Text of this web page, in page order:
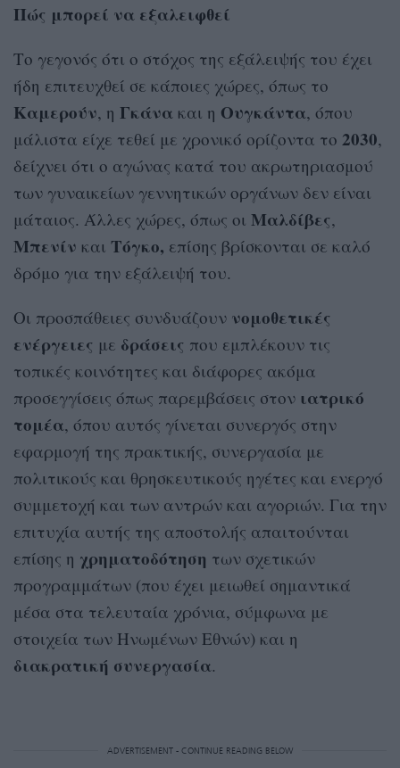
Πώς μπορεί να εξαλειφθεί
Το γεγονός ότι ο στόχος της εξάλειψής του έχει
ήδη επιτευχθεί σε κάποιες χώρες, όπως το
Καμερούν, η Γκάνα και η Ουγκάντα, όπου
μάλιστα είχε τεθεί με χρονικό ορίζοντα το 2030,
δείχνει ότι ο αγώνας κατά του ακρωτηριασμού
των γυναικείων γεννητικών οργάνων δεν είναι
μάταιος. Άλλες χώρες, όπως οι Μαλδίβες,
Μπενίν και Τόγκο, επίσης βρίσκονται σε καλό
δρόμο για την εξάλειψή του.
Οι προσπάθειες συνδυάζουν νομοθετικές
ενέργειες με δράσεις που εμπλέκουν τις
τοπικές κοινότητες και διάφορες ακόμα
προσεγγίσεις όπως παρεμβάσεις στον ιατρικό
τομέα, όπου αυτός γίνεται συνεργός στην
εφαρμογή της πρακτικής, συνεργασία με
πολιτικούς και θρησκευτικούς ηγέτες και ενεργό
συμμετοχή και των αντρών και αγοριών. Για την
επιτυχία αυτής της αποστολής απαιτούνται
επίσης η χρηματοδότηση των σχετικών
προγραμμάτων (που έχει μειωθεί σημαντικά
μέσα στα τελευταία χρόνια, σύμφωνα με
στοιχεία των Ηνωμένων Εθνών) και η
διακρατική συνεργασία.
ADVERTISEMENT - CONTINUE READING BELOW